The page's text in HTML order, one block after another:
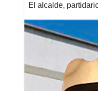
El alcalde,